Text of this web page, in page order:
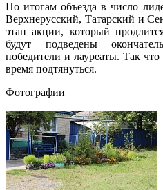
По итогам объезда в число
Верхнерусский, Татарский и
этап акции, который
будут подведены
победители и лауреаты. Так
время подтянуться.
Фотографии